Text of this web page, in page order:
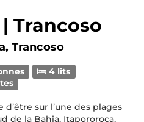
Trancoso
Trancoso
4 lits
sur l’une des plages
de la Bahia, Itapororoca,